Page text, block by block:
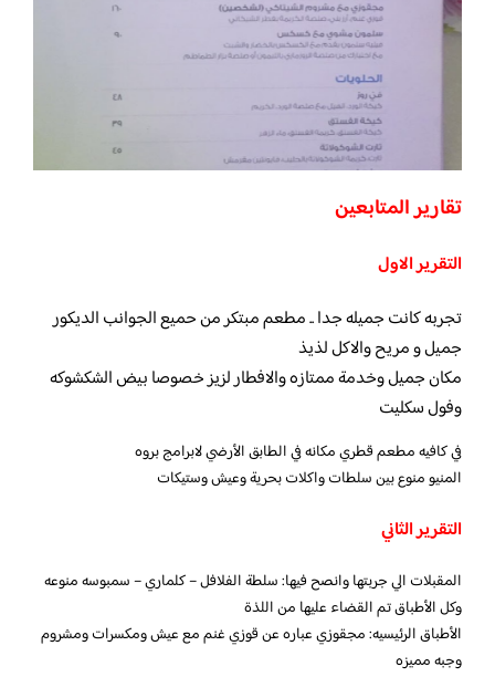
تقارير المتابعين
التقرير الاول
تجربه كانت جميله جدا .. مطعم مبتكر من حميع الجوانب الديكور
جميل و مريح والاكل لذيذ
مكان جميل وخدمة ممتازه والافطار لزيز خصوصا بيض الشكشوكه
وفول سكليت
في كافيه مطعم قطري مكانه في الطابق الأرضي لابرامج بروه
المنيو منوع بين سلطات واكلات بحرية وعيش وستيكات
التقرير الثاني
المقبلات الي جربتها وانصح فيها: سلطة الفلافل – كلماري – سمبوسه منوعه
وكل الأطباق تم القضاء عليها من اللذة
الأطباق الرئيسيه: مجقوزي عباره عن قوزي غنم مع عيش ومكسرات ومشروم
وجبه مميزه